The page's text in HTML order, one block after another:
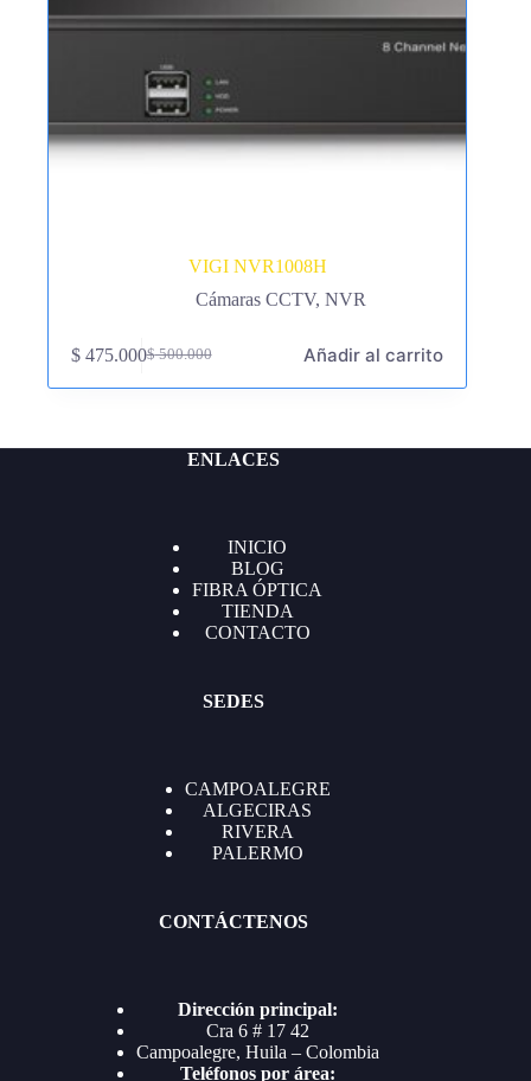
VIGI NVR1008H
Cámaras CCTV,NVR
$500.000
El
precio
$ 500.000.
$475.000El
precio
$ 475.000.
Añadir al carrito
ENLACES
INICIO
BLOG
FIBRA ÓPTICA
TIENDA
CONTACTO
SEDES
CAMPOALEGRE
ALGECIRAS
RIVERA
PALERMO
CONTÁCTENOS
Dirección principal:
Cra 6 # 17 42
Campoalegre, Huila – Colombia
Teléfonos por área: